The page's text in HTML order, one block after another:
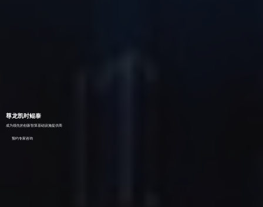
尊龙凯时鲲泰
成为领先的创新智算基础设施提供商
预约专家咨询